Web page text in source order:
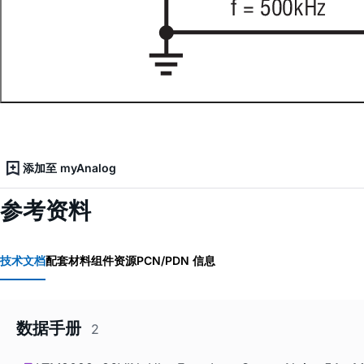
添加至 myAnalog
参考资料
技术文档配套材料组件资源PCN/PDN 信息
数据手册 2